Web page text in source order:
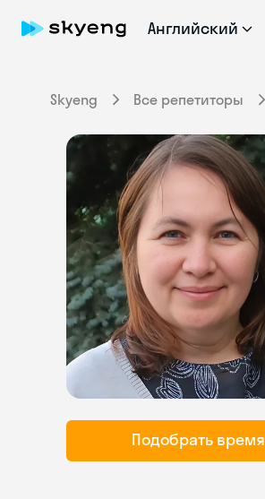
Английский
Skyeng Все репетиторы
Подобрать время